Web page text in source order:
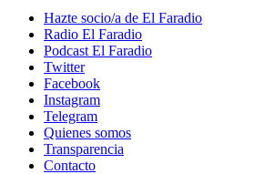
Hazte socio/a de El Faradio
Radio El Faradio
Podcast El Faradio
Twitter
Facebook
Instagram
Telegram
Quienes somos
Transparencia
Contacto